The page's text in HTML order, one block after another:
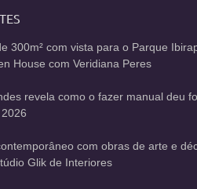
300m² com vista para o Parque
House com Veridiana Peres
revela como o fazer manual deu
com obras de arte e
Glik de Interiores